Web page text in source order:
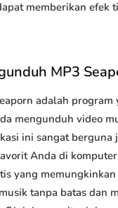
memberikan efek
MP3
adalah program
mengunduh video
ini sangat berguna
Anda di
yang
tanpa batas dan